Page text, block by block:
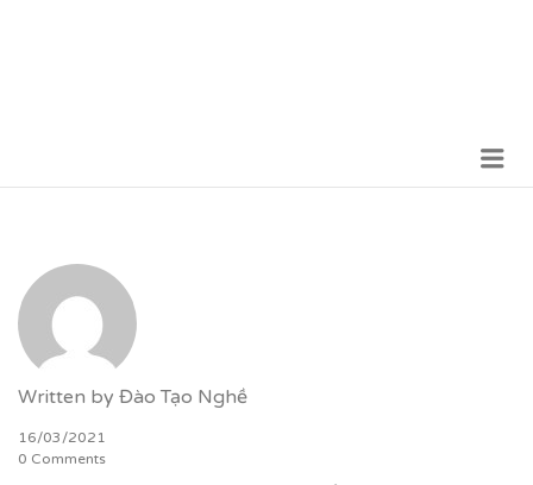
Written by Đào Tạo Nghề
16/03/2021
0 Comments